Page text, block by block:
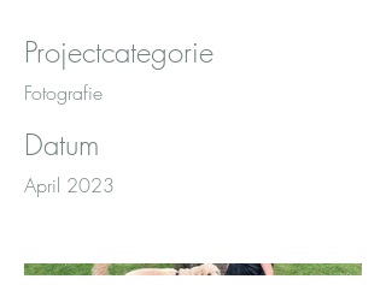
Projectcategorie
Fotografie
Datum
April 2023